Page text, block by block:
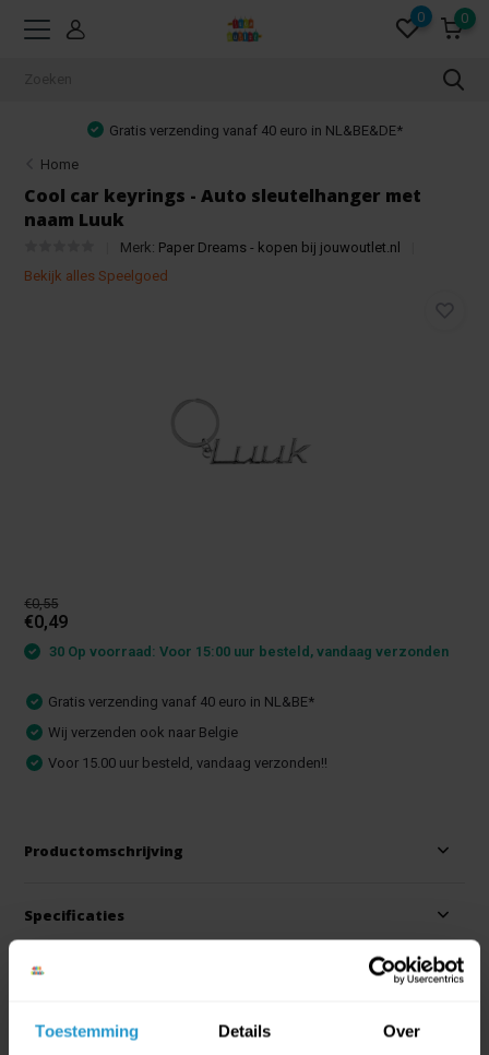
Toestemming Details Over
0 0
Gratis verzending vanaf 40 euro in NL&BE&DE*
Home
Cool car keyrings - Auto sleutelhanger met
naam Luuk
Merk: Paper Dreams - kopen bij jouwoutlet.nl
Bekijk alles Speelgoed
€0,55
€0,49
30 Op voorraad: Voor 15:00 uur besteld, vandaag verzonden
Gratis verzending vanaf 40 euro in NL&BE*
Wij verzenden ook naar Belgie
Voor 15.00 uur besteld, vandaag verzonden!!
Productomschrijving
Specificaties
Reviews
Delen